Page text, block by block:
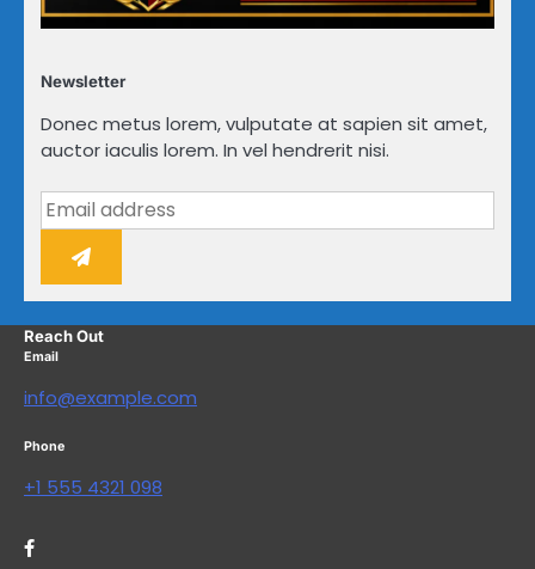
Newsletter
Donec metus lorem, vulputate at sapien sit amet,
auctor iaculis lorem. In vel hendrerit nisi.
Reach Out
Email
info@example.com
Phone
+1 555 4321 098